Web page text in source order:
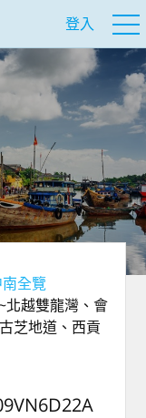
登入
全覽
北越雙龍灣、會
芝地道、西貢